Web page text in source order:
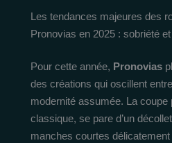
Les tendances majeures des
Pronovias en 2025 : sobriété
Pour cette année, Pronovias
des créations qui oscillent
modernité assumée. La coupe
classique, se pare d’un
manches courtes